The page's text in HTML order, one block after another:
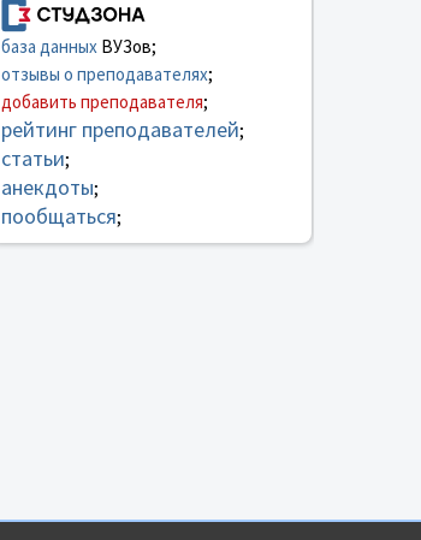
база данныхВУЗов;
отзывы о преподавателях;
добавить преподавателя;
рейтинг преподавателей;
статьи;
анекдоты;
пообщаться;